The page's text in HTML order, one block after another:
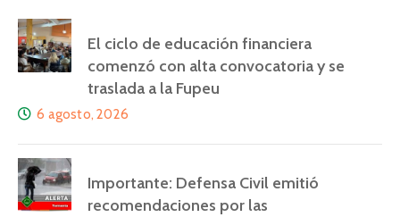
El ciclo de educación financiera
comenzó con alta convocatoria y se
traslada a la Fupeu
6 agosto, 2026
Importante: Defensa Civil emitió
recomendaciones por las